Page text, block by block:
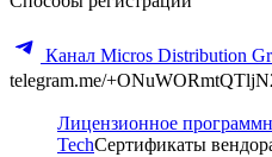
Канал Micros Distribution
telegram.me/
Лицензионное
TechСертификаты